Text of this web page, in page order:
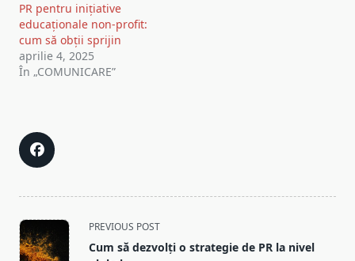
PR pentru inițiative
educaționale non-profit:
cum să obții sprijin
aprilie 4, 2025
În „COMUNICARE”
<span
class="nav-
PREVIOUS POST
Cum să dezvolți o strategie de PR la nivel